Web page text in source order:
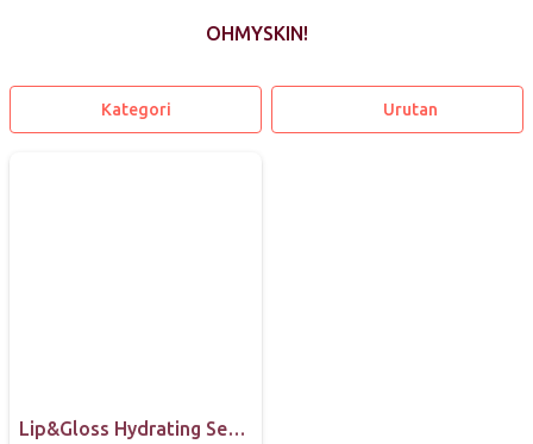
OHMYSKIN!
Kategori Urutan
Lip&Gloss Hydrating Serum Ohmyskin!